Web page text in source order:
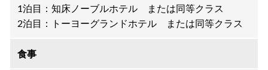
1泊目：知床ノーブルホテル または同等クラス
2泊目：トーヨーグランドホテル または同等クラス
食事